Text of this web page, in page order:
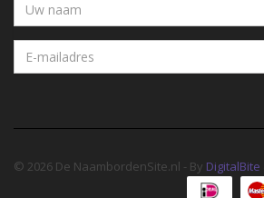
© 2026 De NaambordenSite.nl - By DigitalBite